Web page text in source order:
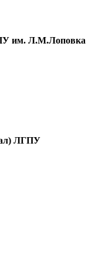
им. Л.М.Лоповка
ЛГПУ